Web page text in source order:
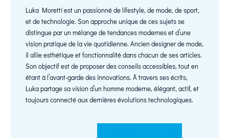
Luka Moretti est un passionné de lifestyle, de mode, de sport,
et de technologie. Son approche unique de ces sujets se
distingue par un mélange de tendances modernes et d’une
vision pratique de la vie quotidienne. Ancien designer de mode,
il allie esthétique et fonctionnalité dans chacun de ses articles.
Son objectif est de proposer des conseils accessibles, tout en
étant à l’avant-garde des innovations. À travers ses écrits,
Luka partage sa vision d’un homme moderne, élégant, actif, et
toujours connecté aux dernières évolutions technologiques.